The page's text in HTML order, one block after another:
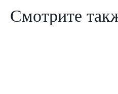
Смотрите